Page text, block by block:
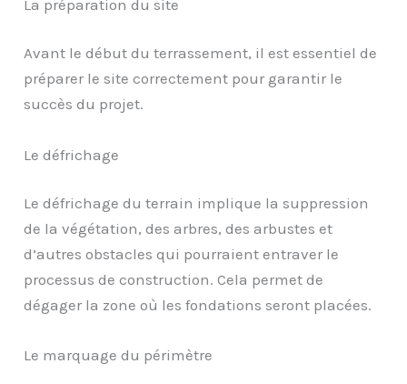
La préparation du site
Avant le début du terrassement, il est essentiel de
préparer le site correctement pour garantir le
succès du projet.
Le défrichage
Le défrichage du terrain implique la suppression
de la végétation, des arbres, des arbustes et
d’autres obstacles qui pourraient entraver le
processus de construction. Cela permet de
dégager la zone où les fondations seront placées.
Le marquage du périmètre